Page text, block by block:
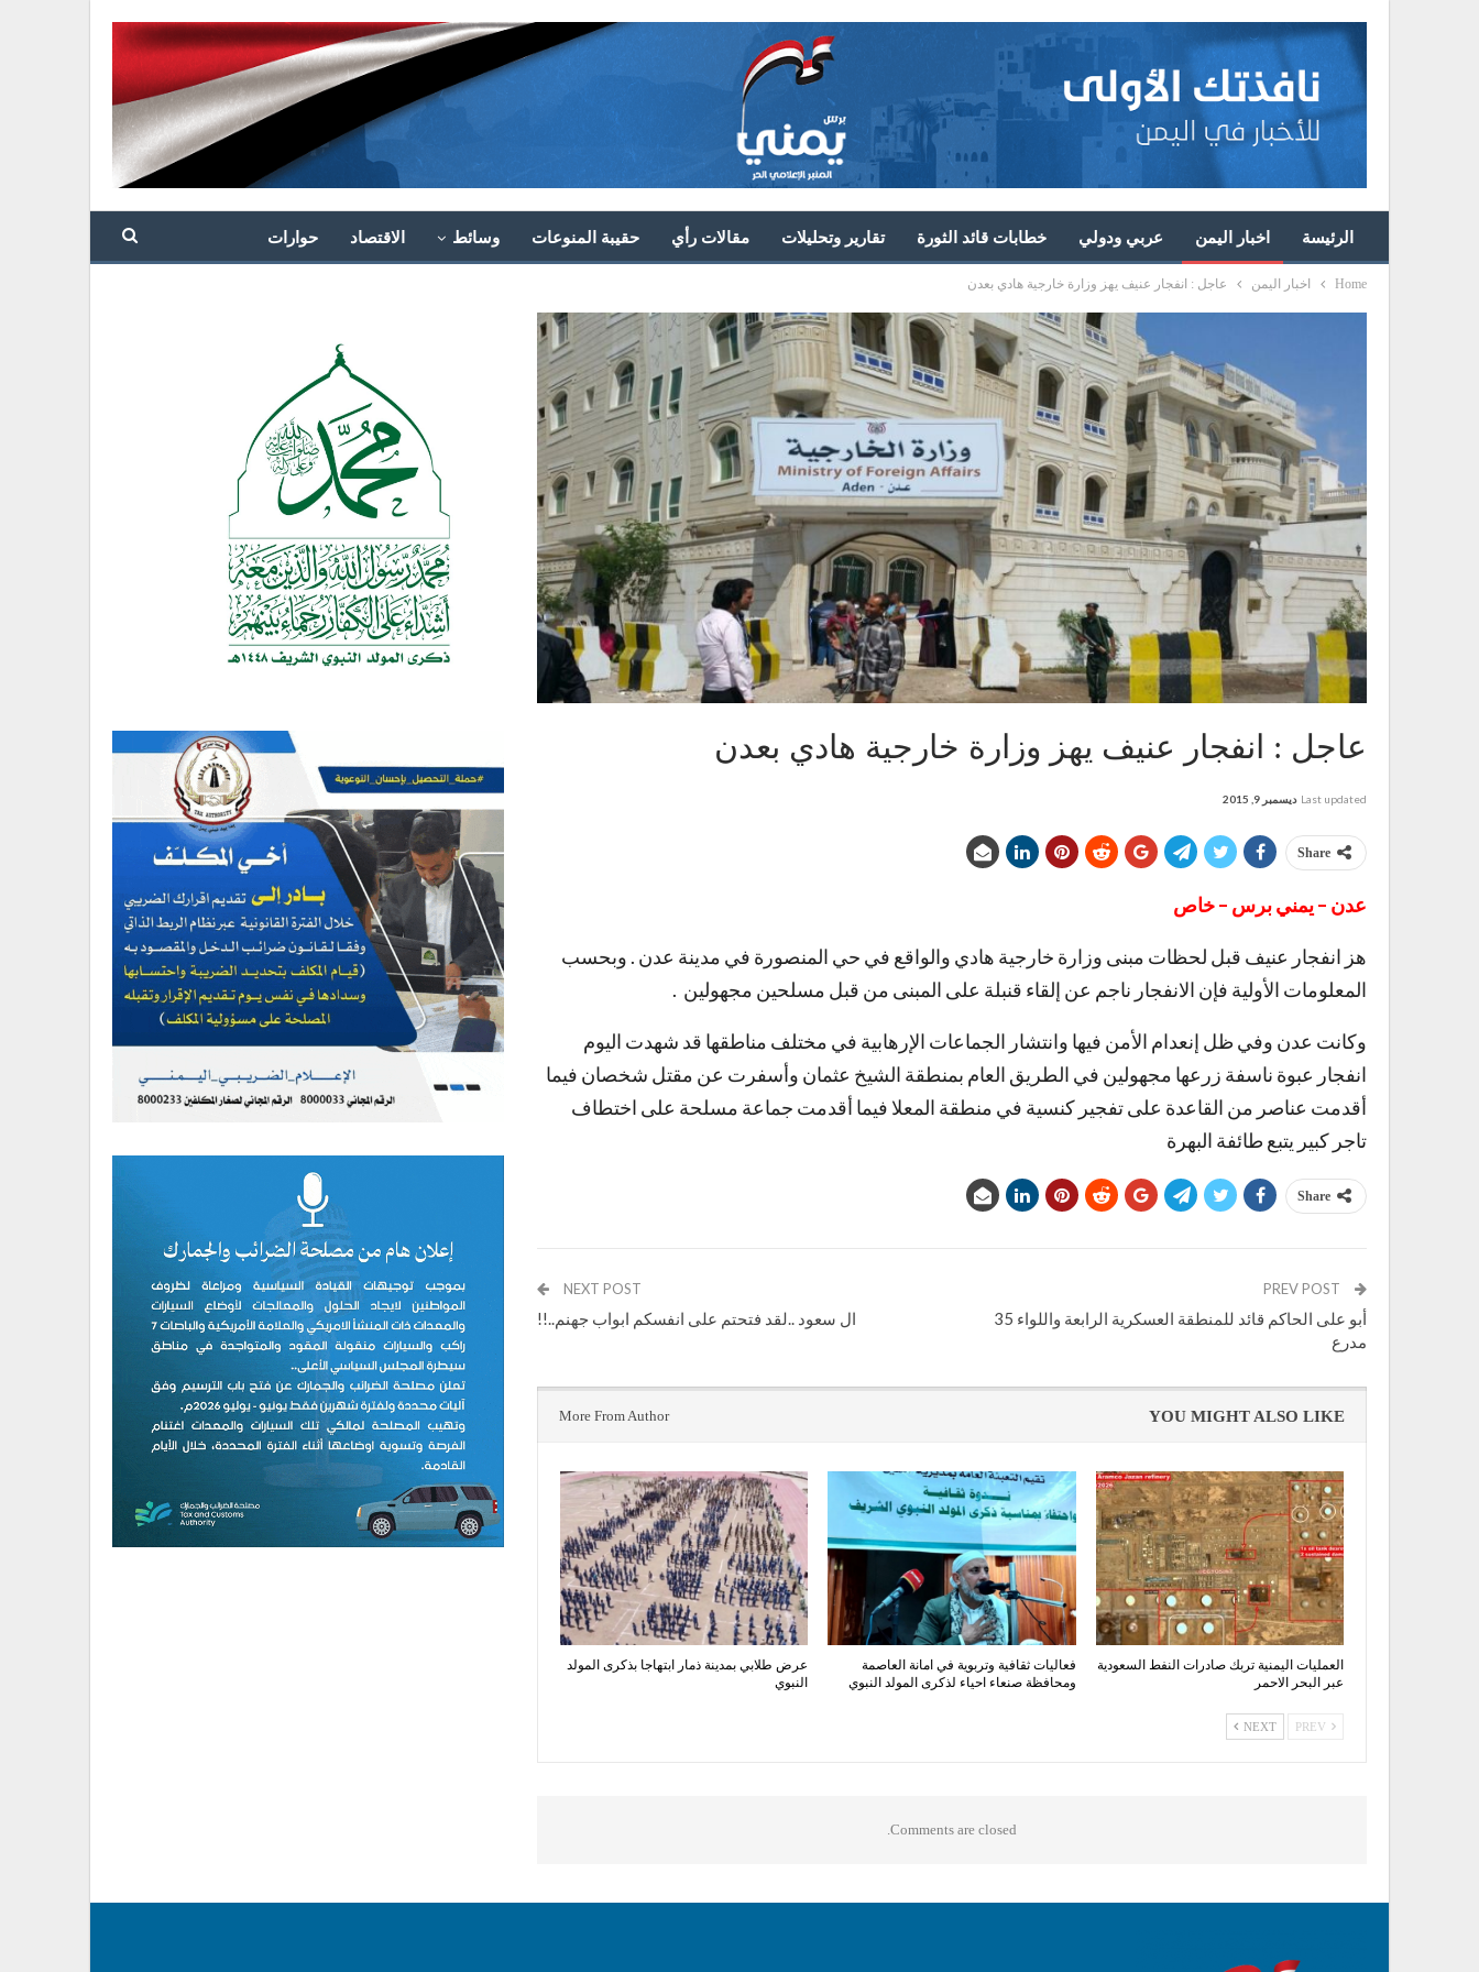
الرئيسة اخبار اليمن عربي ودولي خطابات قائد الثورة تقارير وتحليلات مقالات رأي حقيبة المنوعات وسائط الاقتصاد حوارات
Home اخبار اليمن عاجل : انفجار عنيف يهز وزارة خارجية هادي بعدن
عاجل : انفجار عنيف يهز وزارة خارجية هادي بعدن
Last updated ديسمبر 9, 2015
Share
عدن – يمني برس – خاص
هز انفجار عنيف قبل لحظات مبنى وزارة خارجية هادي والواقع في حي المنصورة في مدينة عدن . وبحسب
المعلومات الأولية فإن الانفجار ناجم عن إلقاء قنبلة على المبنى من قبل مسلحين مجهولين .
وكانت عدن وفي ظل إنعدام الأمن فيها وانتشار الجماعات الإرهابية في مختلف مناطقها قد شهدت اليوم
انفجار عبوة ناسفة زرعها مجهولين في الطريق العام بمنطقة الشيخ عثمان وأسفرت عن مقتل شخصان فيما
أقدمت عناصر من القاعدة على تفجير كنسية في منطقة المعلا فيما أقدمت جماعة مسلحة على اختطاف
تاجر كبير يتبع طائفة البهرة
Share
أبو على الحاكم قائد للمنطقة العسكرية الرابعة واللواء 35
مدرع
NEXT POST
ال سعود ..لقد فتحتم على انفسكم ابواب جهنم..!!
YOU MIGHT ALSO LIKE
More From Author
العمليات اليمنية تربك صادرات النفط السعودية
عبر البحر الاحمر
فعاليات ثقافية وتربوية في امانة العاصمة
ومحافظة صنعاء احياء لذكرى المولد النبوي
عرض طلابي بمدينة ذمار ابتهاجا بذكرى المولد
النبوي
NEXT
Comments are closed.